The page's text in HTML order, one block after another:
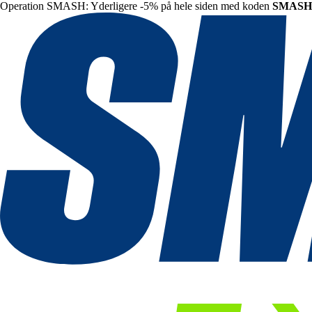
Operation SMASH: Yderligere -5% på hele siden med koden